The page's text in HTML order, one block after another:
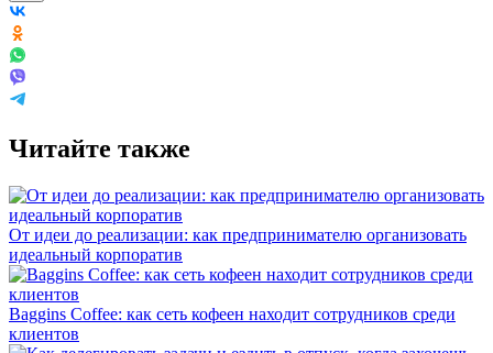
Читайте также
От идеи до реализации: как предпринимателю организовать
идеальный корпоратив
Baggins Coffee: как сеть кофеен находит сотрудников среди
клиентов